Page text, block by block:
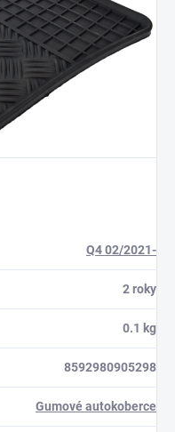
Q4 02/2021-
2 roky
0.1 kg
8592980905298
Gumové autokoberce